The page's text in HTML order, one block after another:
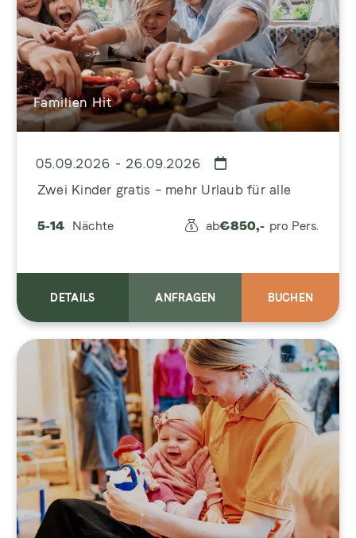
Familien Hit
Zwei Kinder gratis – mehr Urlaub für alle
5-14 Nächte ab€850,- pro Pers.
05.09.2026 - 26.09.2026
DETAILS BUCHEN
ANFRAGEN